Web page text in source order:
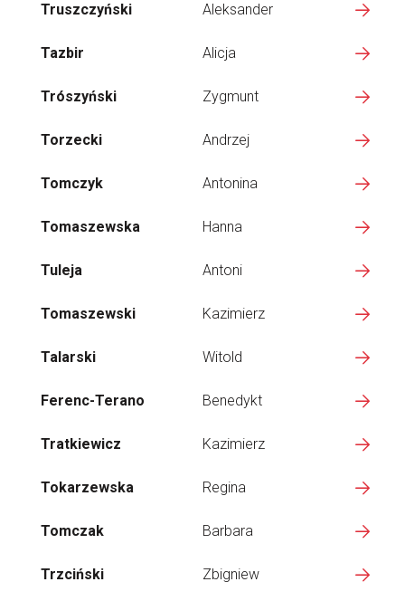
Truszczyński Aleksander
Tazbir Alicja
Trószyński Zygmunt
Torzecki Andrzej
Tomczyk Antonina
Tomaszewska Hanna
Tuleja Antoni
Tomaszewski Kazimierz
Talarski Witold
Ferenc-Terano Benedykt
Tratkiewicz Kazimierz
Tokarzewska Regina
Tomczak Barbara
Trzciński Zbigniew